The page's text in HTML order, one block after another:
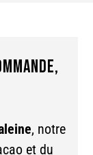
, notre
et du